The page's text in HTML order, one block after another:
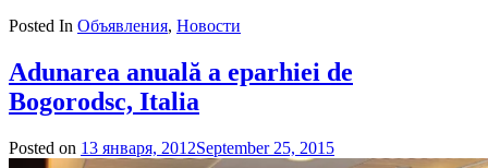
Posted In Объявления, Новости
Adunarea anuală a eparhiei de
Bogorodsc, Italia
Posted on 13 января, 2012September 25, 2015